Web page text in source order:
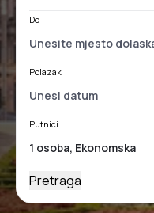
Do
Polazak
Putnici
Pretraga